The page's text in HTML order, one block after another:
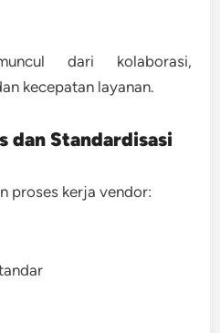
dari kolaborasi,
kecepatan layanan.
dan Standardisasi
proses kerja vendor: